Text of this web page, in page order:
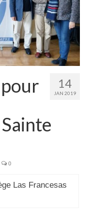
14
JAN 2019
0
Las Francesas